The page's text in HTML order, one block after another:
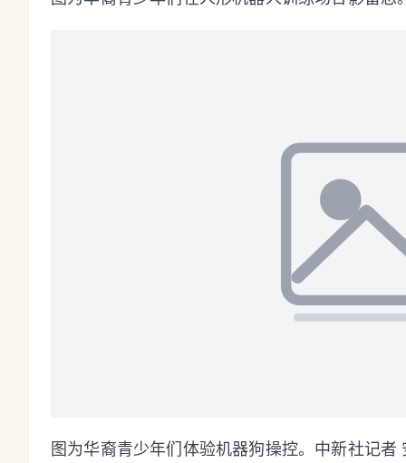
图为华裔青少年们体验机器狗操控。中新社记者